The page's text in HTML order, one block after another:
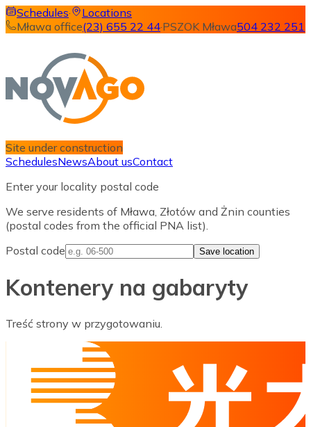
Schedules·
Locations
Mława office(23) 655 22 44·PSZOK Mława504 232 251
Site under construction
SchedulesNewsAbout usContact
Enter your locality postal code
We serve residents of Mława, Złotów and Żnin counties
(postal codes from the official PNA list).
Postal code
Save location
Kontenery na gabaryty
Treść strony w przygotowaniu.